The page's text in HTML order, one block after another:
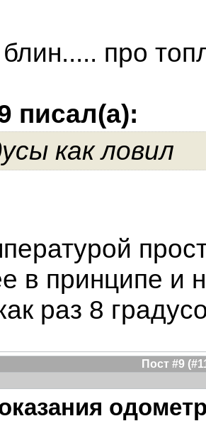
про
писал(а):
как ловил
в принципе и
раз 8
Пост #9